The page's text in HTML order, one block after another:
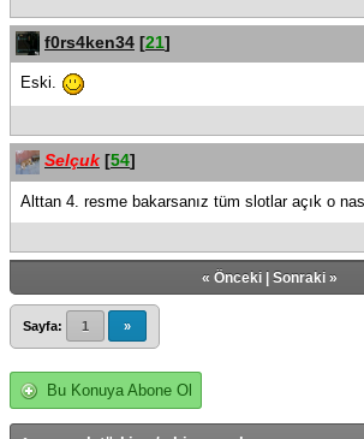
f0rs4ken34 [21]
Eski.
Selçuk [54]
Alttan 4. resme bakarsanız tüm slotlar açık o
« Önceki| Sonraki»
Sayfa: 1 »
Bu Konuya Abone Ol